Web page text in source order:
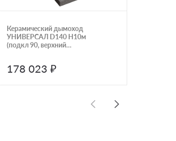
Керамический дымоход
УНИВЕРСАЛ D140 H10м
(подкл 90, верхний
178 023 ₽